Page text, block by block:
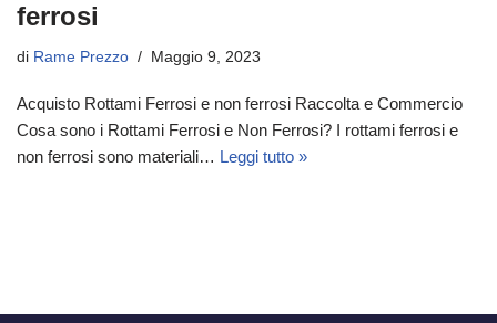
ferrosi
di Rame Prezzo Maggio 9, 2023
Acquisto Rottami Ferrosi e non ferrosi Raccolta e Commercio
Cosa sono i Rottami Ferrosi e Non Ferrosi? I rottami ferrosi e
non ferrosi sono materiali… Leggi tutto »